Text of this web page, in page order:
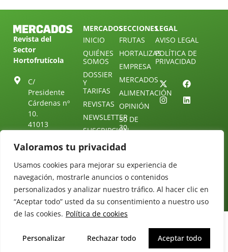
Valoramos tu privacidad
Usamos cookies para mejorar su experiencia de
navegación, mostrarle anuncios o contenidos
personalizados y analizar nuestro tráfico. Al hacer clic en
“Aceptar todo” usted da su consentimiento a nuestro uso
de las cookies. Política de cookies
Personalizar Rechazar todo Aceptar todo
Revista del
Sector
Hortofrutícola
C/
Presidente
Cárdenas nº
10.
41013
ESPAÑA
Tel: (+34) 954
redaccion@revistamercados.com
MERCADOS
INICIO
QUIÉNES
SOMOS
DOSSIER
Y
TARIFAS
REVISTAS
NEWSLETTER
SUSCRIPCIÓN
ÚNETE A
NUESTRO
TELEGRAM
CONTACTO
SECCIONES
FRUTAS
HORTALIZAS
EMPRESA
MERCADOS
ALIMENTACIÓN
OPINIÓN
30 DE
30
LEGAL
AVISO LEGAL
POLÍTICA DE
PRIVACIDAD